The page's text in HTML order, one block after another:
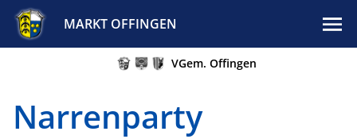
MARKT OFFINGEN
VGem. Offingen
Narrenparty